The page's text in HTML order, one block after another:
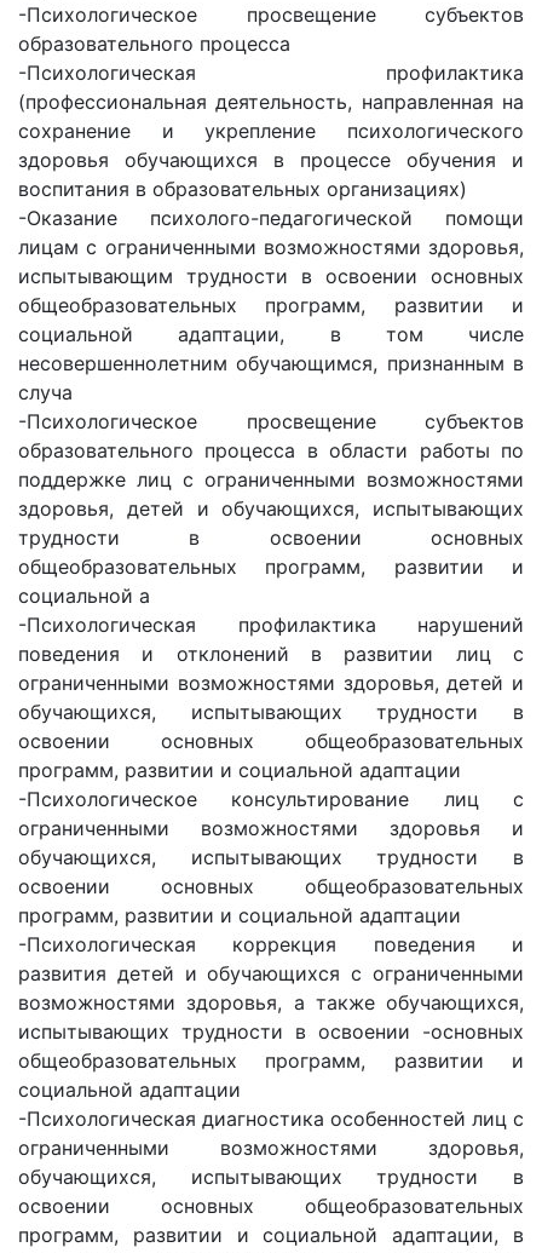
-Психологическое просвещение субъектов
образовательного процесса
-Психологическая профилактика
(профессиональная деятельность, направленная на
сохранение и укрепление психологического
здоровья обучающихся в процессе обучения и
воспитания в образовательных организациях)
-Оказание психолого-педагогической помощи
лицам с ограниченными возможностями здоровья,
испытывающим трудности в освоении основных
общеобразовательных программ, развитии и
социальной адаптации, в том числе
несовершеннолетним обучающимся, признанным в
случа
-Психологическое просвещение субъектов
образовательного процесса в области работы по
поддержке лиц с ограниченными возможностями
здоровья, детей и обучающихся, испытывающих
трудности в освоении основных
общеобразовательных программ, развитии и
социальной а
-Психологическая профилактика нарушений
поведения и отклонений в развитии лиц с
ограниченными возможностями здоровья, детей и
обучающихся, испытывающих трудности в
освоении основных общеобразовательных
программ, развитии и социальной адаптации
-Психологическое консультирование лиц с
ограниченными возможностями здоровья и
обучающихся, испытывающих трудности в
освоении основных общеобразовательных
программ, развитии и социальной адаптации
-Психологическая коррекция поведения и
развития детей и обучающихся с ограниченными
возможностями здоровья, а также обучающихся,
испытывающих трудности в освоении -основных
общеобразовательных программ, развитии и
социальной адаптации
-Психологическая диагностика особенностей лиц с
ограниченными возможностями здоровья,
обучающихся, испытывающих трудности в
освоении основных общеобразовательных
программ, развитии и социальной адаптации, в